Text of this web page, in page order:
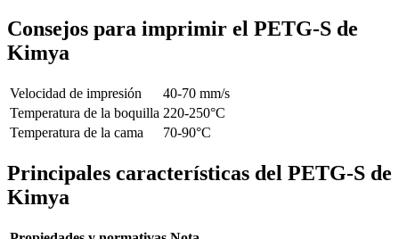
Consejos para imprimir el PETG-S de
Kimya
Velocidad de impresión
40-70 mm/s
Temperatura de la boquilla 220-250°C
Temperatura de la cama
70-90°C
Principales características del PETG-S de
Kimya